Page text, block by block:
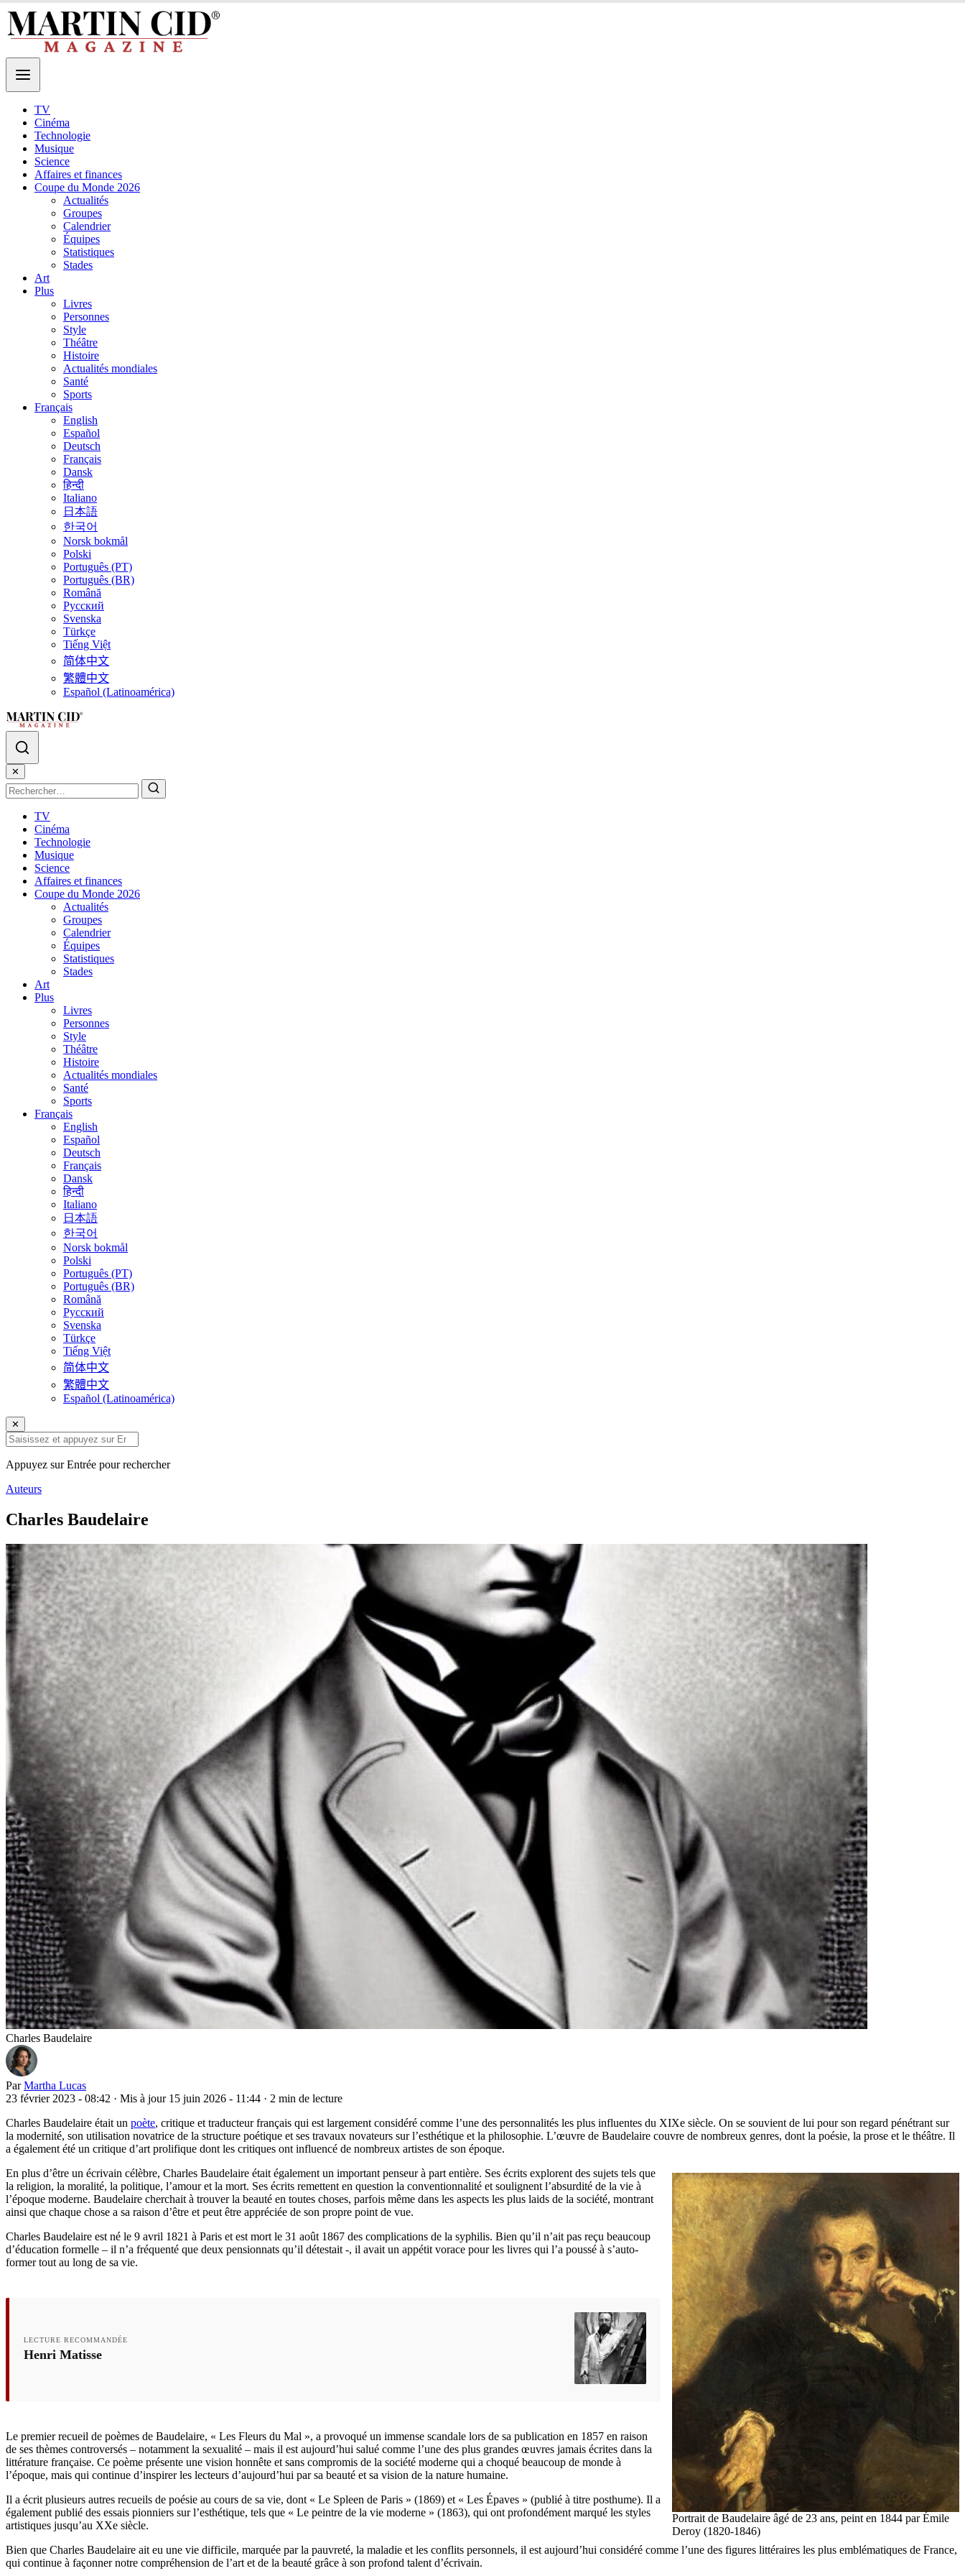
TV
Cinéma
Technologie
Musique
Science
Affaires et finances
Coupe du Monde 2026
Actualités
Groupes
Calendrier
Équipes
Statistiques
Stades
Art
Plus
Livres
Personnes
Style
Théâtre
Histoire
Actualités mondiales
Santé
Sports
Français
English
Español
Deutsch
Français
Dansk
हिन्दी
Italiano
日本語
한국어
Norsk bokmål
Polski
Português (PT)
Português (BR)
Română
Русский
Svenska
Türkçe
Tiếng Việt
简体中文
繁體中文
Español (Latinoamérica)
✕
TV
Cinéma
Technologie
Musique
Science
Affaires et finances
Coupe du Monde 2026
Actualités
Groupes
Calendrier
Équipes
Statistiques
Stades
Art
Plus
Livres
Personnes
Style
Théâtre
Histoire
Actualités mondiales
Santé
Sports
Français
English
Español
Deutsch
Français
Dansk
हिन्दी
Italiano
日本語
한국어
Norsk bokmål
Polski
Português (PT)
Português (BR)
Română
Русский
Svenska
Türkçe
Tiếng Việt
简体中文
繁體中文
Español (Latinoamérica)
✕
Appuyez sur Entrée pour rechercher
Auteurs
Charles Baudelaire
Charles Baudelaire
Par Martha Lucas
23 février 2023 - 08:42 · Mis à jour 15 juin 2026 - 11:44 · 2 min de lecture
Charles Baudelaire était un poète, critique et traducteur français qui est largement considéré comme l’une des personnalités les plus influentes du XIXe siècle. On se souvient de lui pour son regard pénétrant sur
la modernité, son utilisation novatrice de la structure poétique et ses travaux novateurs sur l’esthétique et la philosophie. L’œuvre de Baudelaire couvre de nombreux genres, dont la poésie, la prose et le théâtre. Il
a également été un critique d’art prolifique dont les critiques ont influencé de nombreux artistes de son époque.
Portrait de Baudelaire âgé de 23 ans, peint en 1844 par Émile
Deroy (1820-1846)
En plus d’être un écrivain célèbre, Charles Baudelaire était également un important penseur à part entière. Ses écrits explorent des sujets tels que
la religion, la moralité, la politique, l’amour et la mort. Ses écrits remettent en question la conventionnalité et soulignent l’absurdité de la vie à
l’époque moderne. Baudelaire cherchait à trouver la beauté en toutes choses, parfois même dans les aspects les plus laids de la société, montrant
ainsi que chaque chose a sa raison d’être et peut être appréciée de son propre point de vue.
Charles Baudelaire est né le 9 avril 1821 à Paris et est mort le 31 août 1867 des complications de la syphilis. Bien qu’il n’ait pas reçu beaucoup
d’éducation formelle – il n’a fréquenté que deux pensionnats qu’il détestait -, il avait un appétit vorace pour les livres qui l’a poussé à s’auto-
former tout au long de sa vie.
LECTURE RECOMMANDÉE
Henri Matisse
Le premier recueil de poèmes de Baudelaire, « Les Fleurs du Mal », a provoqué un immense scandale lors de sa publication en 1857 en raison
de ses thèmes controversés – notamment la sexualité – mais il est aujourd’hui salué comme l’une des plus grandes œuvres jamais écrites dans la
littérature française. Ce poème présente une vision honnête et sans compromis de la société moderne qui a choqué beaucoup de monde à
l’époque, mais qui continue d’inspirer les lecteurs d’aujourd’hui par sa beauté et sa vision de la nature humaine.
Il a écrit plusieurs autres recueils de poésie au cours de sa vie, dont « Le Spleen de Paris » (1869) et « Les Épaves » (publié à titre posthume). Il a
également publié des essais pionniers sur l’esthétique, tels que « Le peintre de la vie moderne » (1863), qui ont profondément marqué les styles
artistiques jusqu’au XXe siècle.
Bien que Charles Baudelaire ait eu une vie difficile, marquée par la pauvreté, la maladie et les conflits personnels, il est aujourd’hui considéré comme l’une des figures littéraires les plus emblématiques de France,
qui continue à façonner notre compréhension de l’art et de la beauté grâce à son profond talent d’écrivain.